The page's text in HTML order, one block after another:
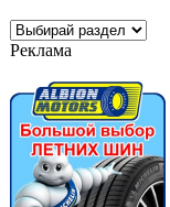
Реклама